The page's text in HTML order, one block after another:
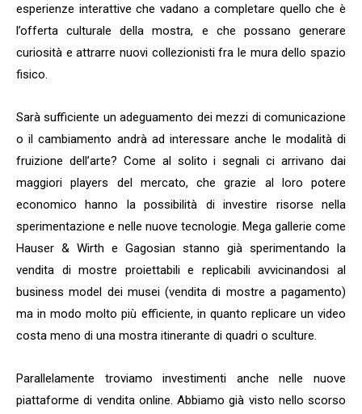
esperienze interattive che vadano a completare quello che è
l’offerta culturale della mostra, e che possano generare
curiosità e attrarre nuovi collezionisti fra le mura dello spazio
fisico.
Sarà sufficiente un adeguamento dei mezzi di comunicazione
o il cambiamento andrà ad interessare anche le modalità di
fruizione dell’arte? Come al solito i segnali ci arrivano dai
maggiori players del mercato, che grazie al loro potere
economico hanno la possibilità di investire risorse nella
sperimentazione e nelle nuove tecnologie. Mega gallerie come
Hauser & Wirth e Gagosian stanno già sperimentando la
vendita di mostre proiettabili e replicabili avvicinandosi al
business model dei musei (vendita di mostre a pagamento)
ma in modo molto più efficiente, in quanto replicare un video
costa meno di una mostra itinerante di quadri o sculture.
Parallelamente troviamo investimenti anche nelle nuove
piattaforme di vendita online. Abbiamo già visto nello scorso